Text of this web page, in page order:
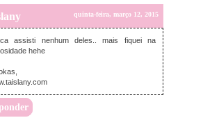
quinta-feira, março 12, 2015
assisti nenhum deles.. mais fiquei na
hehe